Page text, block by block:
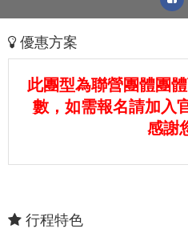
優惠方案
此團型為聯營團體團
數，如需報名請加入
感謝
行程特色